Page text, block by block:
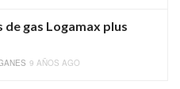
gas Logamax plus
9 AÑOS AGO